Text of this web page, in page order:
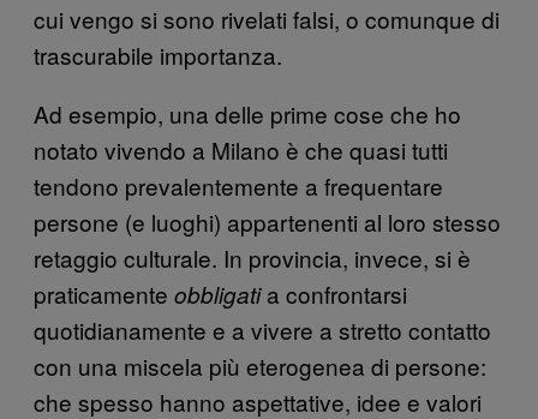
cui vengo si sono rivelati falsi, o comunque di
trascurabile importanza.
Ad esempio, una delle prime cose che ho
notato vivendo a Milano è che quasi tutti
tendono prevalentemente a frequentare
persone (e luoghi) appartenenti al loro stesso
retaggio culturale. In provincia, invece, si è
praticamente obbligatia confrontarsi
quotidianamente e a vivere a stretto contatto
con una miscela più eterogenea di persone:
che spesso hanno aspettative, idee e valori